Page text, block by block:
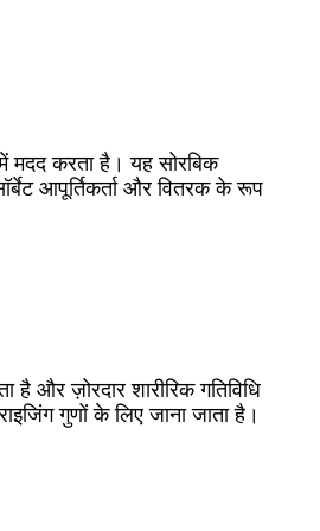
में मदद करता है। यह सोरबिक
आपूर्तिकर्ता और वितरक के रूप
और ज़ोरदार शारीरिक गतिविधि
गुणों के लिए जाना जाता है।